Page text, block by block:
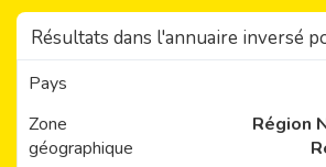
Résultats dans l'annuaire inversé
Pays
Zone
géographique
Région